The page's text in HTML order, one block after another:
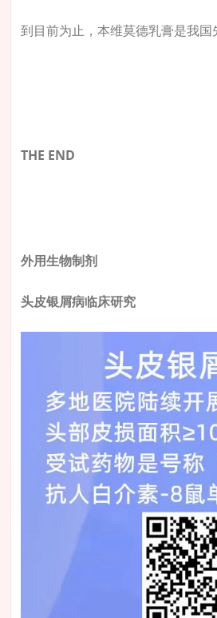
到目前为止，本维莫德乳膏是我国
THE END
外用生物制剂
头皮银屑病临床研究